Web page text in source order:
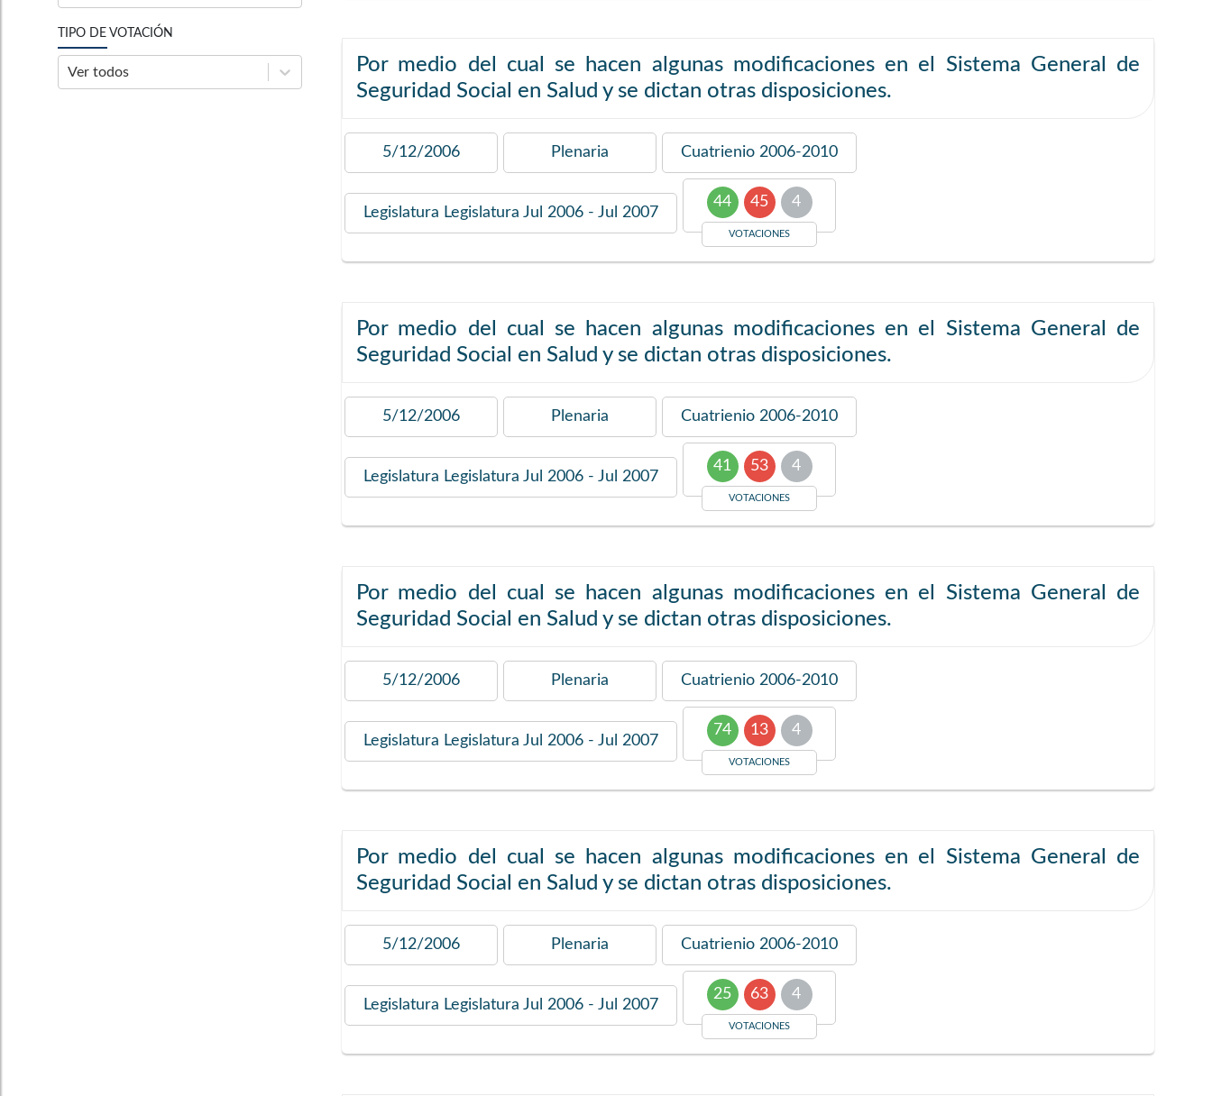
TIPO DE VOTACIÓN
Ver todos
Por medio del cual se hacen algunas modificaciones en el Sistema General de
Seguridad Social en Salud y se dictan otras disposiciones.
5/12/2006 Plenaria Cuatrienio 2006-2010
Legislatura Legislatura Jul 2006 - Jul 2007
44 45 4
VOTACIONES
Por medio del cual se hacen algunas modificaciones en el Sistema General de
Seguridad Social en Salud y se dictan otras disposiciones.
5/12/2006 Plenaria Cuatrienio 2006-2010
Legislatura Legislatura Jul 2006 - Jul 2007
41 53 4
VOTACIONES
Por medio del cual se hacen algunas modificaciones en el Sistema General de
Seguridad Social en Salud y se dictan otras disposiciones.
5/12/2006 Plenaria Cuatrienio 2006-2010
Legislatura Legislatura Jul 2006 - Jul 2007
74 13 4
VOTACIONES
Por medio del cual se hacen algunas modificaciones en el Sistema General de
Seguridad Social en Salud y se dictan otras disposiciones.
5/12/2006 Plenaria Cuatrienio 2006-2010
Legislatura Legislatura Jul 2006 - Jul 2007
25 63 4
VOTACIONES